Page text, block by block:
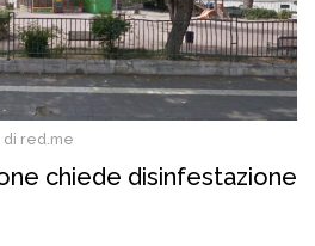
di red.me
chiede disinfestazione